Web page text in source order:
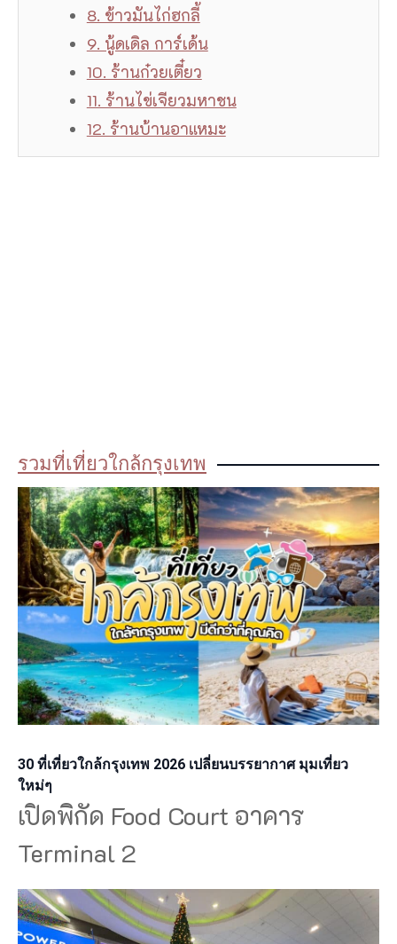
8. ข้าวมันไก่ฮกลี้
9. นู้ดเดิล การ์เด้น
10. ร้านก๋วยเตี๋ยว
11. ร้านไข่เจียวมหาชน
12. ร้านบ้านอาแหมะ
รวมที่เที่ยวใกล้กรุงเทพ
30 ที่เที่ยวใกล้กรุงเทพ 2026 เปลี่ยนบรรยากาศ มุมเที่ยว
ใหม่ๆ
เปิดพิกัด Food Court อาคาร
Terminal 2